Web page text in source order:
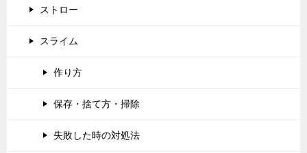
ストロー
スライム
作り方
保存・捨て方・掃除
失敗した時の対処法